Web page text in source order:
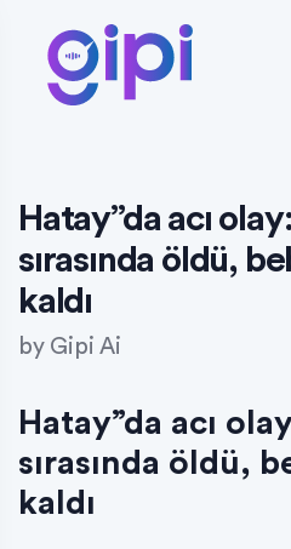
Hatay”da acı
sırasında öldü,
kaldı
by Gipi Ai
Hatay”da acı
sırasında öldü,
kaldı